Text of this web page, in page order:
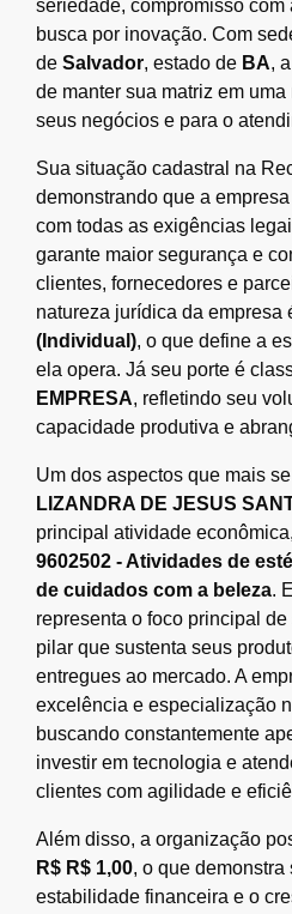
seriedade, compromisso
busca por inovação. Com
de Salvador, estado de BA,
de manter sua matriz em
seus negócios e para o
Sua situação cadastral na
demonstrando que a
com todas as exigências
garante maior segurança e
clientes, fornecedores e
natureza jurídica da empresa
(Individual), o que define a
ela opera. Já seu porte é
EMPRESA, refletindo seu
capacidade produtiva e
Um dos aspectos que mais
LIZANDRA DE JESUS
principal atividade
9602502 - Atividades de
de cuidados com a beleza.
representa o foco principal
pilar que sustenta seus
entregues ao mercado. A
excelência e especialização
buscando constantemente
investir em tecnologia e
clientes com agilidade e
Além disso, a organização
R$ R$ 1,00, o que
estabilidade financeira e o